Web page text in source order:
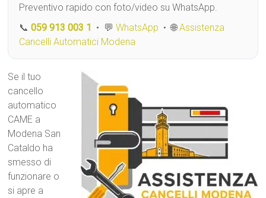
Preventivo rapido con foto/video su WhatsApp.
📞059 913 003 1 • 💬WhatsApp • 🌐Assistenza
Cancelli Automatici Modena
Se il tuo
cancello
automatico
CAME a
Modena San
Cataldo ha
smesso di
funzionare o
si apre a